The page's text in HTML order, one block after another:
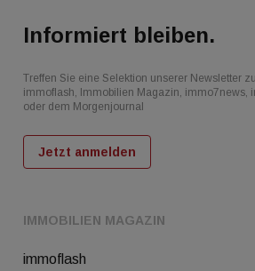
IMMOBILIEN MAGAZIN
immoflash
Informiert bleiben.
Treffen Sie eine Selektion unserer Newsletter
immoflash, Immobilien Magazin, immo7news,
oder dem Morgenjournal
Jetzt anmelden